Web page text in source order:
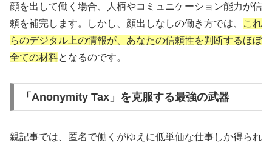
顔を出して働く場合、人柄やコミュニケーション能力が信
頼を補完します。しかし、顔出しなしの働き方では、
これ
らのデジタル上の情報が、あなたの信頼性を判断するほぼ
全ての材料となるのです。
「Anonymity Tax」を克服する最強の武器
親記事では、匿名で働くがゆえに低単価な仕事しか得られ